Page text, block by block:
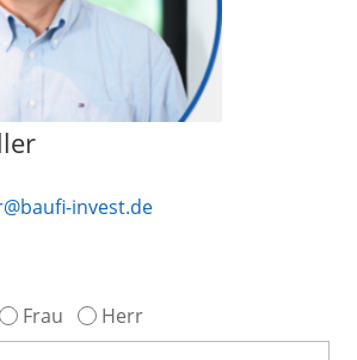
invest.de
Frau Herr